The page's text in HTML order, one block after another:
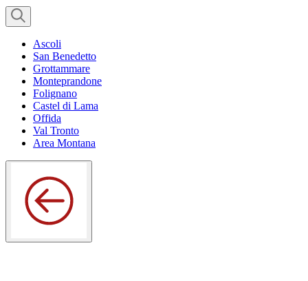
Ascoli
San Benedetto
Grottammare
Monteprandone
Folignano
Castel di Lama
Offida
Val Tronto
Area Montana